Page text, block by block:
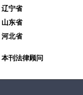
辽宁省
山东省
河北省
本刊法律顾问